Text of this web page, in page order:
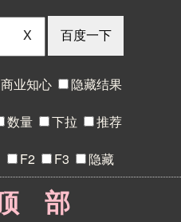
X
商业知心 隐藏结果
数量 下拉 推荐
F2 F3 隐藏
部